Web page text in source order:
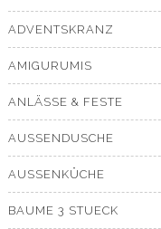
ADVENTSKRANZ
AMIGURUMIS
ANLÄSSE & FESTE
AUSSENDUSCHE
AUSSENKÜCHE
BAUME 3 STUECK